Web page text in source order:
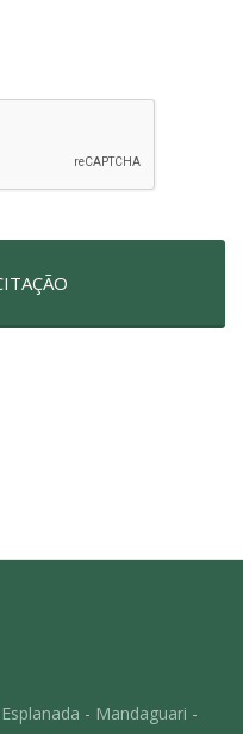
- Mandaguari -